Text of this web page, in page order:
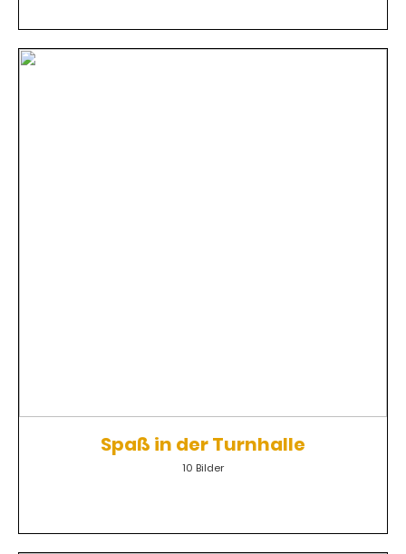
Spaß in der Turnhalle
10 Bilder